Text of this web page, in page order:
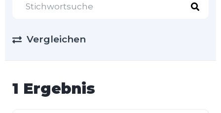
Vergleichen
1 Ergebnis